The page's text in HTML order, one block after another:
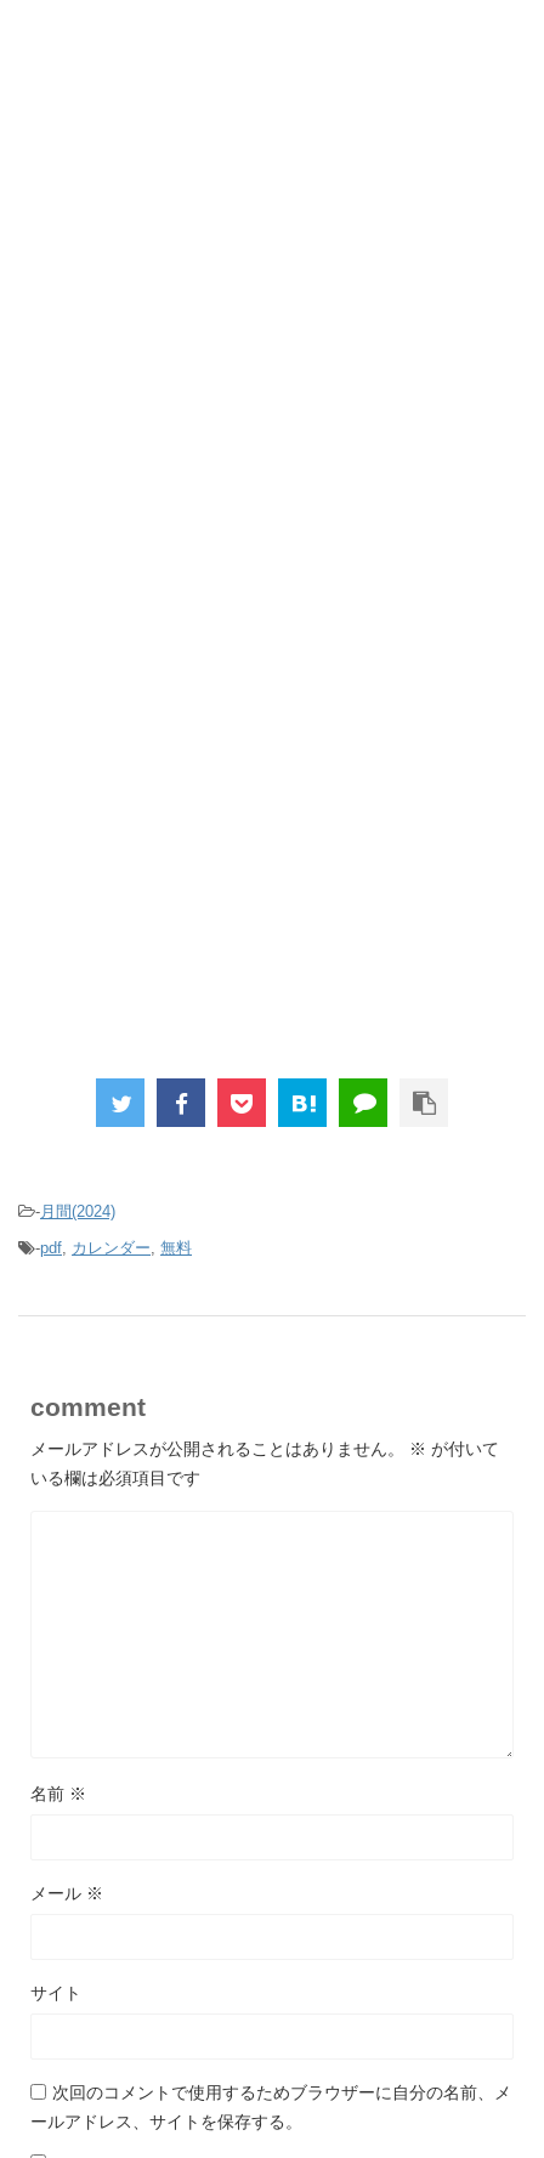
-月間(2024)
-pdf, カレンダー, 無料
comment
メールアドレスが公開されることはありません。 ※ が付いて
いる欄は必須項目です
名前 ※
メール ※
サイト
次回のコメントで使用するためブラウザーに自分の名前、メ
ールアドレス、サイトを保存する。